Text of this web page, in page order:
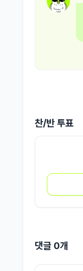
찬/반 투표
댓글 0개